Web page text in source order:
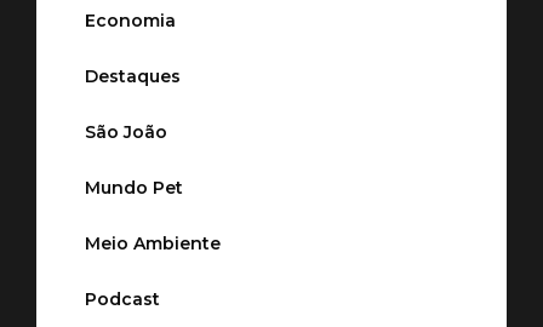
Economia
Destaques
São João
Mundo Pet
Meio Ambiente
Podcast